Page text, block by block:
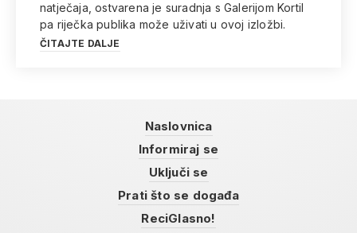
natječaja, ostvarena je suradnja s Galerijom Kortil
pa riječka publika može uživati u ovoj izložbi.
ČITAJTE DALJE
Naslovnica
Informiraj se
Uključi se
Prati što se događa
ReciGlasno!